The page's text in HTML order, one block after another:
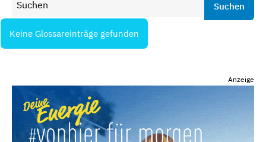
Suchen
Keine Glossareinträge gefunden
Anzeige